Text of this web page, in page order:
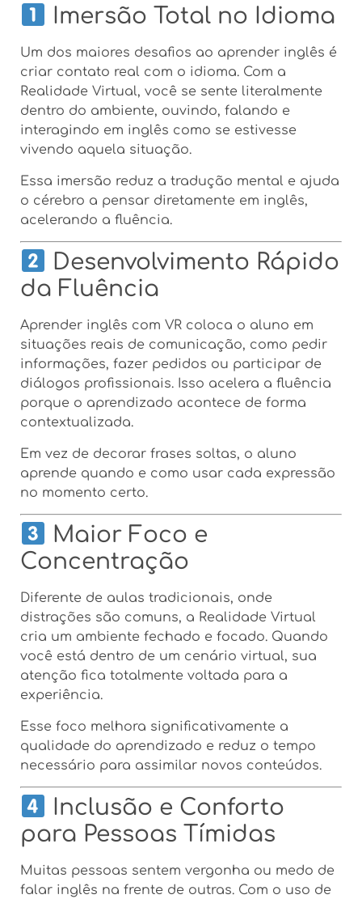
Imersão Total no Idioma
Um dos maiores desafios ao aprender inglês é
criar contato real com o idioma. Com a
Realidade Virtual, você se sente literalmente
dentro do ambiente, ouvindo, falando e
interagindo em inglês como se estivesse
vivendo aquela situação.
Essa imersão reduz a tradução mental e ajuda
o cérebro a pensar diretamente em inglês,
acelerando a fluência.
Desenvolvimento Rápido
da Fluência
Aprender inglês com VR coloca o aluno em
situações reais de comunicação, como pedir
informações, fazer pedidos ou participar de
diálogos profissionais. Isso acelera a fluência
porque o aprendizado acontece de forma
contextualizada.
Em vez de decorar frases soltas, o aluno
aprende quando e como usar cada expressão
no momento certo.
Maior Foco e
Concentração
Diferente de aulas tradicionais, onde
distrações são comuns, a Realidade Virtual
cria um ambiente fechado e focado. Quando
você está dentro de um cenário virtual, sua
atenção fica totalmente voltada para a
experiência.
Esse foco melhora significativamente a
qualidade do aprendizado e reduz o tempo
necessário para assimilar novos conteúdos.
Inclusão e Conforto
para Pessoas Tímidas
Muitas pessoas sentem vergonha ou medo de
falar inglês na frente de outras. Com o uso de